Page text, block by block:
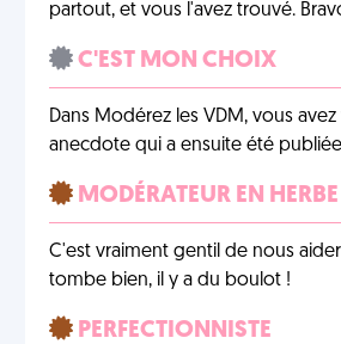
partout, et vous l'avez trouvé.
C'EST MON CHOIX
Dans Modérez les VDM, vous
anecdote qui a ensuite été
MODÉRATEUR EN HERBE
C'est vraiment gentil de nous
tombe bien, il y a du boulot !
PERFECTIONNISTE